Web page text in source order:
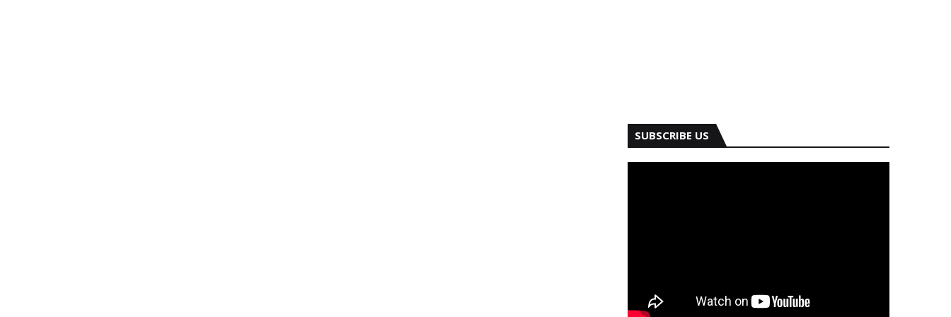
SUBSCRIBE US